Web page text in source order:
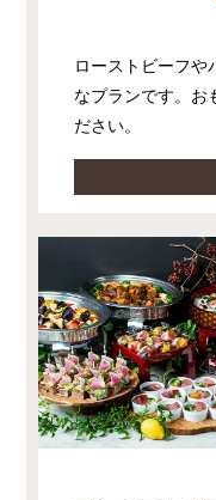
ローストビーフや
なプランです。お
ださい。